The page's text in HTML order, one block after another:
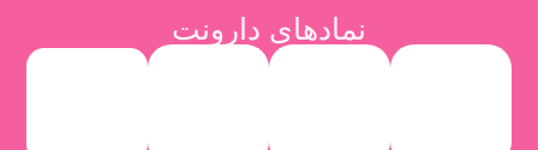
نمادهای دارونت